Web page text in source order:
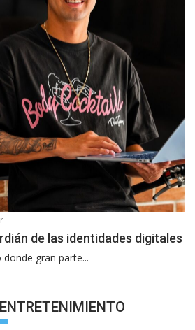
de las identidades digitales
donde gran parte...